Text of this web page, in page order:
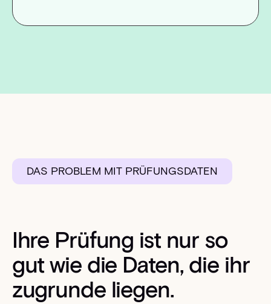
DAS PROBLEM MIT PRÜFUNGSDATEN
Ihre Prüfung ist nur so
gut wie die Daten, die ihr
zugrunde liegen.